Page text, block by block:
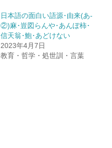
日本語の面白い語源･由来(あ-
②)麻･豈図らんや･あんぽ柿･
信天翁･鮑･あどけない
2023年4月7日
教育・哲学・処世訓・言葉